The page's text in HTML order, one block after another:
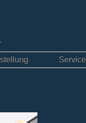
Service